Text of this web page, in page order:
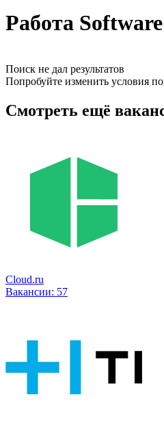
Работа
Поиск не дал результатов
Попробуйте изменить условия
Смотреть ещё
Cloud.ru
Вакансии: 57